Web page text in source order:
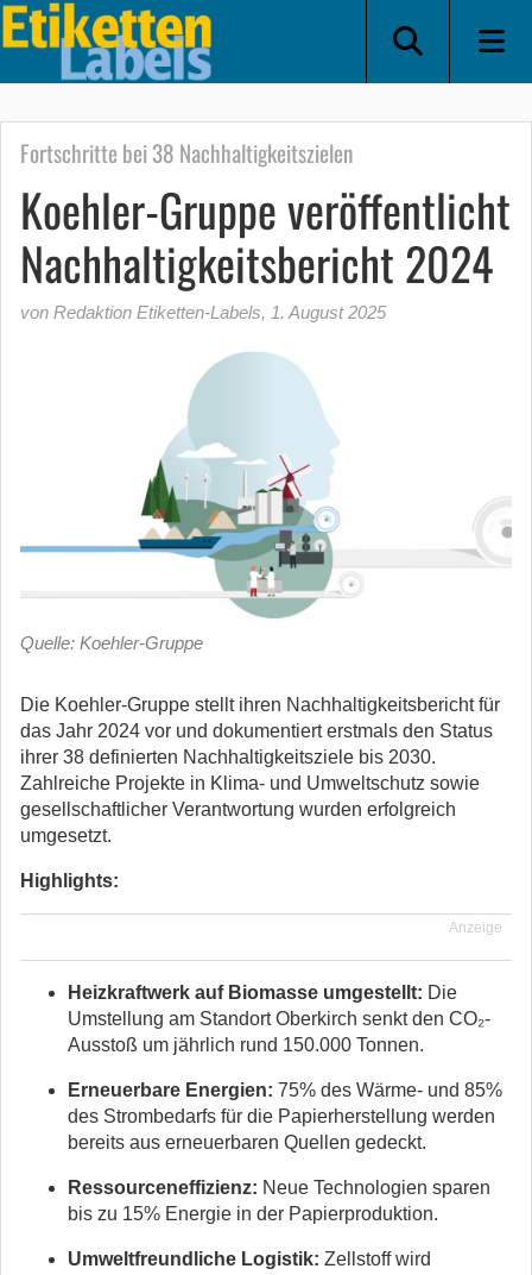
Fortschritte bei 38 Nachhaltigkeitszielen
Koehler-Gruppe veröffentlicht
Nachhaltigkeitsbericht 2024
von Redaktion Etiketten-Labels, 1. August 2025
Quelle: Koehler-Gruppe
Die Koehler-Gruppe stellt ihren Nachhaltigkeitsbericht für
das Jahr 2024 vor und dokumentiert erstmals den Status
ihrer 38 definierten Nachhaltigkeitsziele bis 2030.
Zahlreiche Projekte in Klima- und Umweltschutz sowie
gesellschaftlicher Verantwortung wurden erfolgreich
umgesetzt.
Highlights:
Anzeige
Heizkraftwerk auf Biomasse umgestellt: Die
Umstellung am Standort Oberkirch senkt den CO₂-
Ausstoß um jährlich rund 150.000 Tonnen.
Erneuerbare Energien: 75% des Wärme- und 85%
des Strombedarfs für die Papierherstellung werden
bereits aus erneuerbaren Quellen gedeckt.
Ressourceneffizienz: Neue Technologien sparen
bis zu 15% Energie in der Papierproduktion.
Umweltfreundliche Logistik: Zellstoff wird